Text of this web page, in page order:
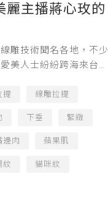
麗主播蔣心玫的
雕技術聞名各地，不少
美人士紛紛跨海來台找
播蔣心玫的獨家專訪，
提 線雕拉提
下垂 緊緻
邊肉 蘋果肌
紋 貓咪紋